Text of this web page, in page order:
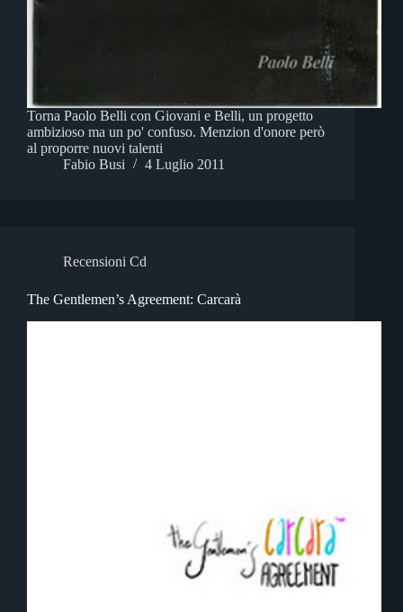
Torna Paolo Belli con Giovani e Belli, un progetto
ambizioso ma un po' confuso. Menzion d'onore però
al proporre nuovi talenti
Fabio Busi
4 Luglio 2011
Recensioni Cd
The Gentlemen’s Agreement: Carcarà